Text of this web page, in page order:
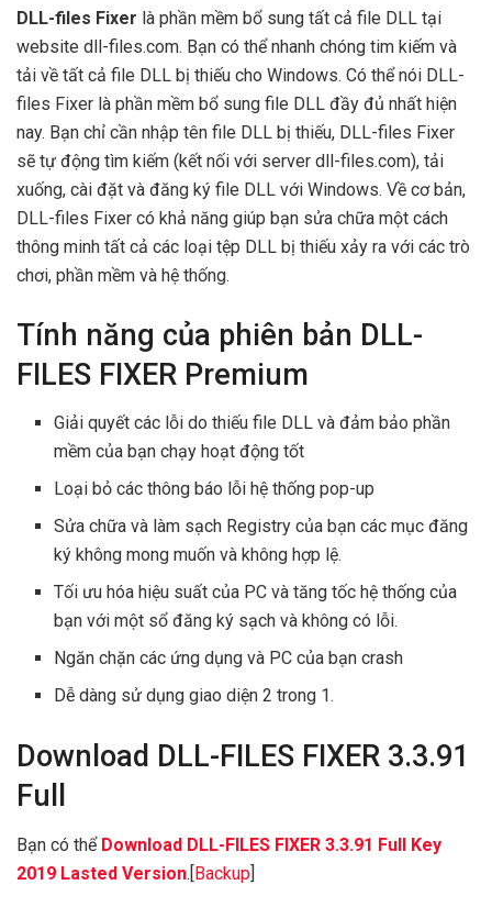
DLL-files Fixer là phần mềm bổ sung tất cả file DLL tại
website dll-files.com. Bạn có thể nhanh chóng tim kiếm và
tải về tất cả file DLL bị thiếu cho Windows. Có thể nói DLL-
files Fixer là phần mềm bổ sung file DLL đầy đủ nhất hiện
nay. Bạn chỉ cần nhập tên file DLL bị thiếu, DLL-files Fixer
sẽ tự động tìm kiếm (kết nối với server dll-files.com), tải
xuống, cài đặt và đăng ký file DLL với Windows. Về cơ bản,
DLL-files Fixer có khả năng giúp bạn sửa chữa một cách
thông minh tất cả các loại tệp DLL bị thiếu xảy ra với các trò
chơi, phần mềm và hệ thống.
Tính năng của phiên bản DLL-
FILES FIXER Premium
Giải quyết các lỗi do thiếu file DLL và đảm bảo phần
mềm của bạn chạy hoạt động tốt
Loại bỏ các thông báo lỗi hệ thống pop-up
Sửa chữa và làm sạch Registry của bạn các mục đăng
ký không mong muốn và không hợp lệ.
Tối ưu hóa hiệu suất của PC và tăng tốc hệ thống của
bạn với một sổ đăng ký sạch và không có lỗi.
Ngăn chặn các ứng dụng và PC của bạn crash
Dễ dàng sử dụng giao diện 2 trong 1.
Download DLL-FILES FIXER 3.3.91
Full
Bạn có thể Download DLL-FILES FIXER 3.3.91 Full Key
2019 Lasted Version.[Backup]